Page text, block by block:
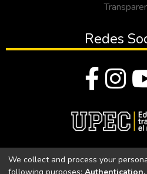
Redes
We collect and process your